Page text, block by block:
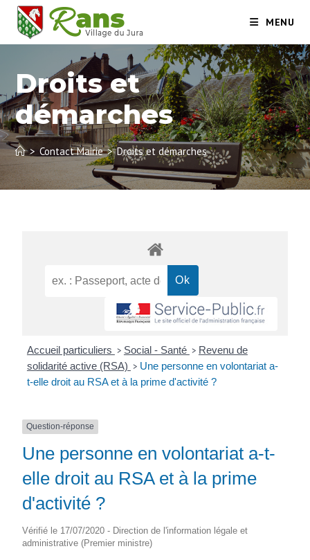
MENU
Droits et
démarches
> Contact Mairie > Droits et démarches
Accueil particuliers > Social - Santé > Revenu de
solidarité active (RSA) > Une personne en volontariat a-
t-elle droit au RSA et à la prime d'activité ?
Question-réponse
Une personne en volontariat a-t-
elle droit au RSA et à la prime
d'activité ?
Vérifié le 17/07/2020 - Direction de l'information légale et
administrative (Premier ministre)